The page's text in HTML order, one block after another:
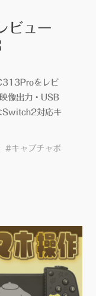
ビュー
をレビ
像出力・USB
Switch2対応キ
#キャプチャボ